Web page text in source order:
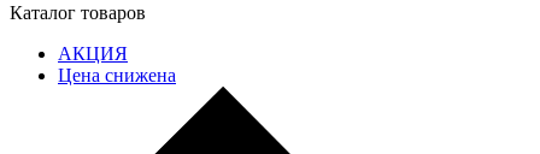
Каталог товаров
АКЦИЯ
Цена снижена